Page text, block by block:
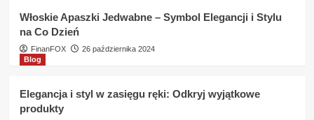
pożyczkę
w
Dominet
Włoskie Apaszki Jedwabne – Symbol Elegancji i Stylu
na Co Dzień
FinanFOX
26 października 2024
Blog
Elegancja i styl w zasięgu ręki: Odkryj wyjątkowe
produkty